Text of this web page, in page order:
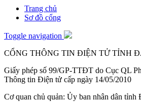
Trang chủ
Sơ đồ cổng
Toggle navigation
CỔNG THÔNG TIN ĐIỆN TỬ TỈNH
Giấy phép số 99/GP-TTĐT do Cục QL
Thông tin Điện tử cấp ngày 14/05/2010
Cơ quan chủ quản: Ủy ban nhân dân tỉnh